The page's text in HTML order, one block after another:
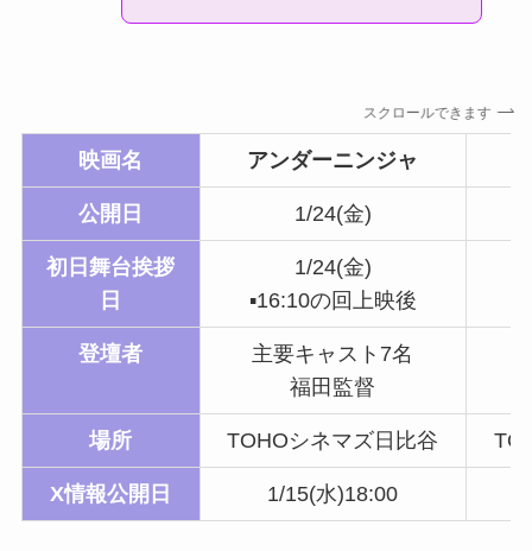
スクロールできます
映画名 アンダーニンジャ
公開日 1/24(金)
初日舞台挨拶
日
1/24(金)
▪16:10の回上映後
登壇者
主要キャスト7名
福田監督
場所 TOHOシネマズ日比谷
X情報公開日 1/15(水)18:00